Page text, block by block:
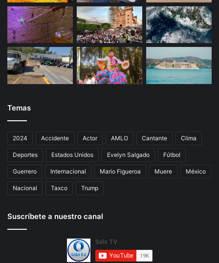
Temas
2024 Accidente Actor AMLO Cantante Clima
Deportes Estados Unidos Evelyn Salgado Fútbol
Guerrero Internacional Mario Figueroa Muere México
Nacional Taxco Trump
Suscríbete a nuestro canal